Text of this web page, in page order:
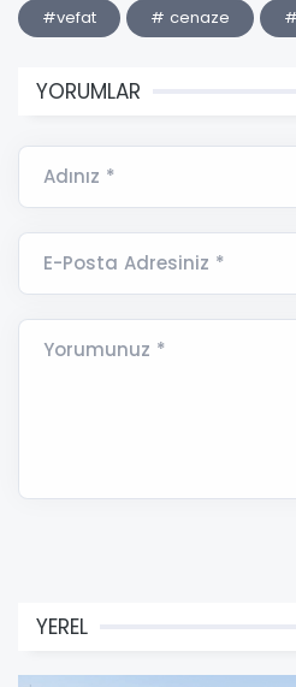
#vefat # cenaze
YORUMLAR
Adınız *
E-Posta Adresiniz *
Yorumunuz *
YEREL